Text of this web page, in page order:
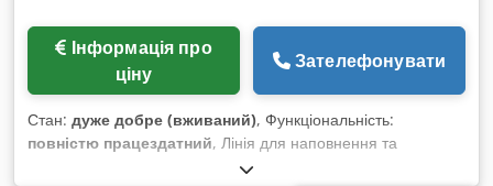
ціну
Зателефонувати
Стан: дуже добре (вживаний), Функціональність:
повністю працездатний, Лінія для наповнення та
порціонування Handtmann VF616 з металодетектором